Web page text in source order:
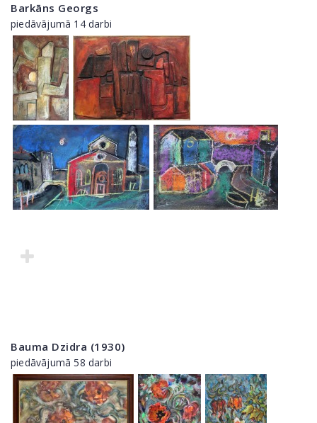
Barkāns Georgs
piedāvājumā 14 darbi
Bauma Dzidra (1930)
piedāvājumā 58 darbi